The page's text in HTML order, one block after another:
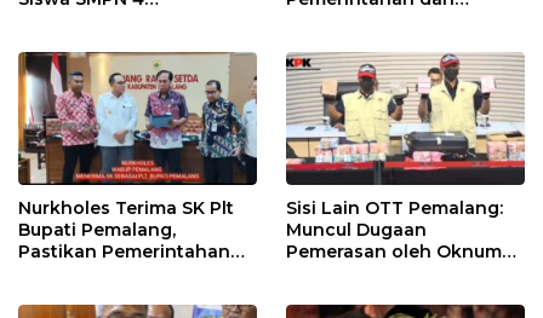
Nurkholes Terima SK Plt
Bupati Pemalang,
Pastikan Pemerintahan
Sisi Lain OTT Pemalang:
Muncul Dugaan
Pemerasan oleh Oknum